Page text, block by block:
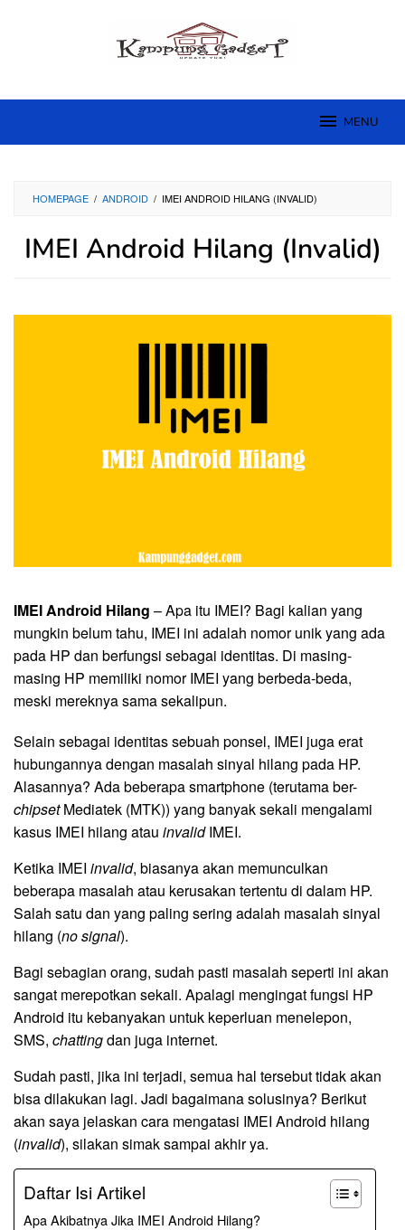
MENU
HOMEPAGE / ANDROID / IMEI ANDROID HILANG (INVALID)
IMEI Android Hilang (Invalid)
IMEI Android Hilang – Apa itu IMEI? Bagi kalian yang
mungkin belum tahu, IMEI ini adalah nomor unik yang ada
pada HP dan berfungsi sebagai identitas. Di masing-
masing HP memiliki nomor IMEI yang berbeda-beda,
meski mereknya sama sekalipun.
Selain sebagai identitas sebuah ponsel, IMEI juga erat
hubungannya dengan masalah sinyal hilang pada HP.
Alasannya? Ada beberapa smartphone (terutama ber-
chipsetMediatek (MTK)) yang banyak sekali mengalami
kasus IMEI hilang atau invalidIMEI.
Ketika IMEI invalid, biasanya akan memunculkan
beberapa masalah atau kerusakan tertentu di dalam HP.
Salah satu dan yang paling sering adalah masalah sinyal
hilang (no signal).
Bagi sebagian orang, sudah pasti masalah seperti ini akan
sangat merepotkan sekali. Apalagi mengingat fungsi HP
Android itu kebanyakan untuk keperluan menelepon,
SMS, chattingdan juga internet.
Sudah pasti, jika ini terjadi, semua hal tersebut tidak akan
bisa dilakukan lagi. Jadi bagaimana solusinya? Berikut
akan saya jelaskan cara mengatasi IMEI Android hilang
(invalid), silakan simak sampai akhir ya.
Daftar Isi Artikel
Apa Akibatnya Jika IMEI Android Hilang?